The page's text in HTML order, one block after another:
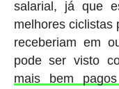
salarial, já que
melhores ciclistas
receberiam em
pode ser visto
mais bem